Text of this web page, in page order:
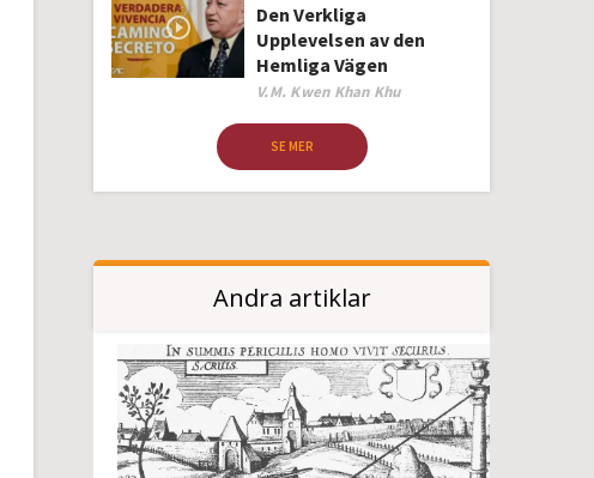
Den Verkliga
Upplevelsen av den
Hemliga Vägen
Author
V.M. Kwen Khan Khu
SE MER
Andra artiklar